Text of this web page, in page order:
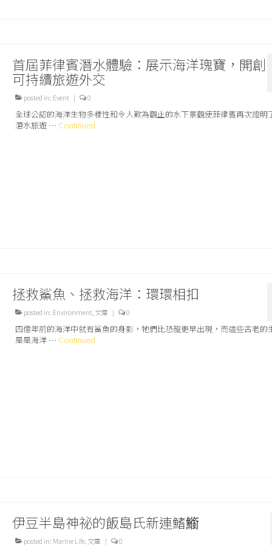
首屆菲律賓潛水體驗：展示海洋瑰寶，開創
可持續旅遊外交
posted in: Event | 0
全球公認的海洋生物多樣性和令人歎為觀止的水下景觀使菲律賓再次證明
潛水旅遊 … Continued
拯救鯊魚、拯救海洋：環環相扣
posted in: Environment, 文章 | 0
四億年前的海洋中就有鯊魚的身影，牠們比恐龍更早出現，而這些古老的
是是海洋 … Continued
伊豆半島神祕的飯島氏新連鰭䲗
posted in: Marine Life,文章 | 0